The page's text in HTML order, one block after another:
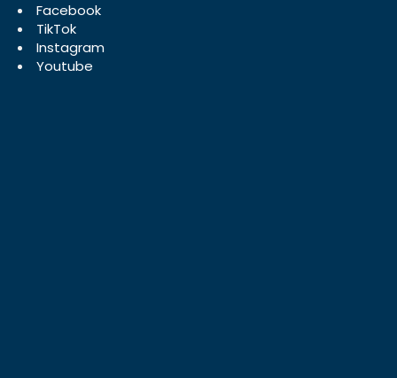
Facebook
TikTok
Instagram
Youtube